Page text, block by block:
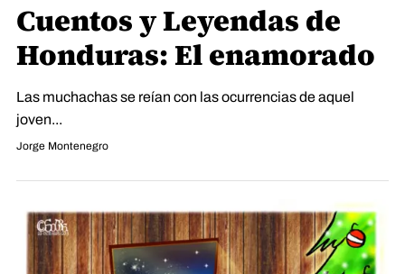
Cuentos y Leyendas de
Honduras: El enamorado
Las muchachas se reían con las ocurrencias de aquel
joven...
Jorge Montenegro